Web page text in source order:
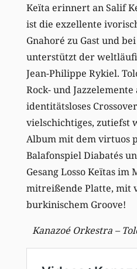
Keïta erinnert an Salif
ist die exzellente
Gnahoré zu Gast und
unterstützt der
Jean-Philippe Rykiel.
Rock- und
identitätsloses
vielschichtiges, zutiefst
Album mit dem virtuos
Balafonspiel Diabatés
Gesang Losso Keïtas
mitreißende Platte, mit
burkinischem Groove!
Kanazoé Orkestra –